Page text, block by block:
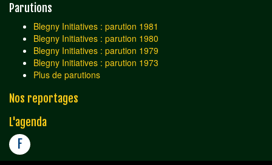
Parutions
Blegny Initiatives : parution 1981
Blegny Initiatives : parution 1980
Blegny Initiatives : parution 1979
Blegny Initiatives : parution 1973
Plus de parutions
Nos reportages
L'agenda
F